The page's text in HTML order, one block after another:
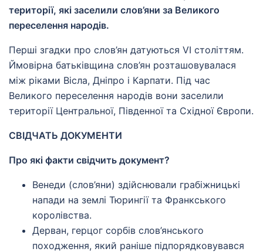
території, які заселили слов’яни за Великого
переселення народів.
Перші згадки про слов’ян датуються VI століттям.
Ймовірна батьківщина слов’ян розташовувалася
між ріками Вісла, Дніпро і Карпати. Під час
Великого переселення народів вони заселили
території Центральної, Південної та Східної Європи.
СВІДЧАТЬ ДОКУМЕНТИ
Про які факти свідчить документ?
Венеди (слов’яни) здійснювали грабіжницькі
напади на землі Тюрингії та Франкського
королівства.
Дерван, герцог сорбів слов’янського
походження, який раніше підпорядковувався